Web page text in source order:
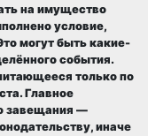
на имущество
условие,
могут быть какие-
события.
только по
Главное
завещания —
иначе